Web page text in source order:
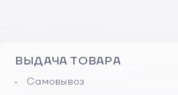
ВЫДАЧА ТОВАРА
Самовывоз